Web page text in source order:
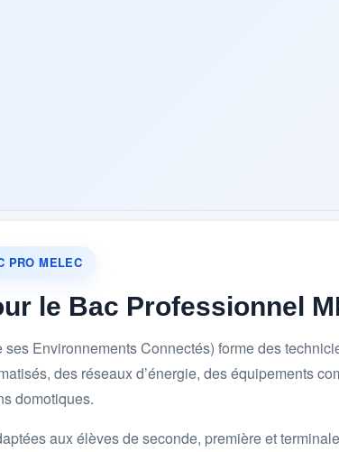
PRO MELEC
le Bac Professionnel
Environnements Connectés) forme des
des réseaux d’énergie, des équipements
domotiques.
aux élèves de seconde, première et